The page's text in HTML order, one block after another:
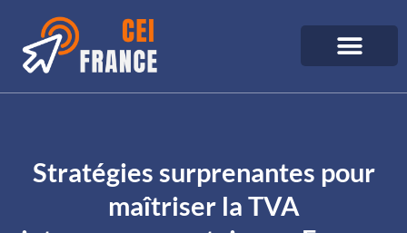
Stratégies surprenantes pour
maîtriser la TVA